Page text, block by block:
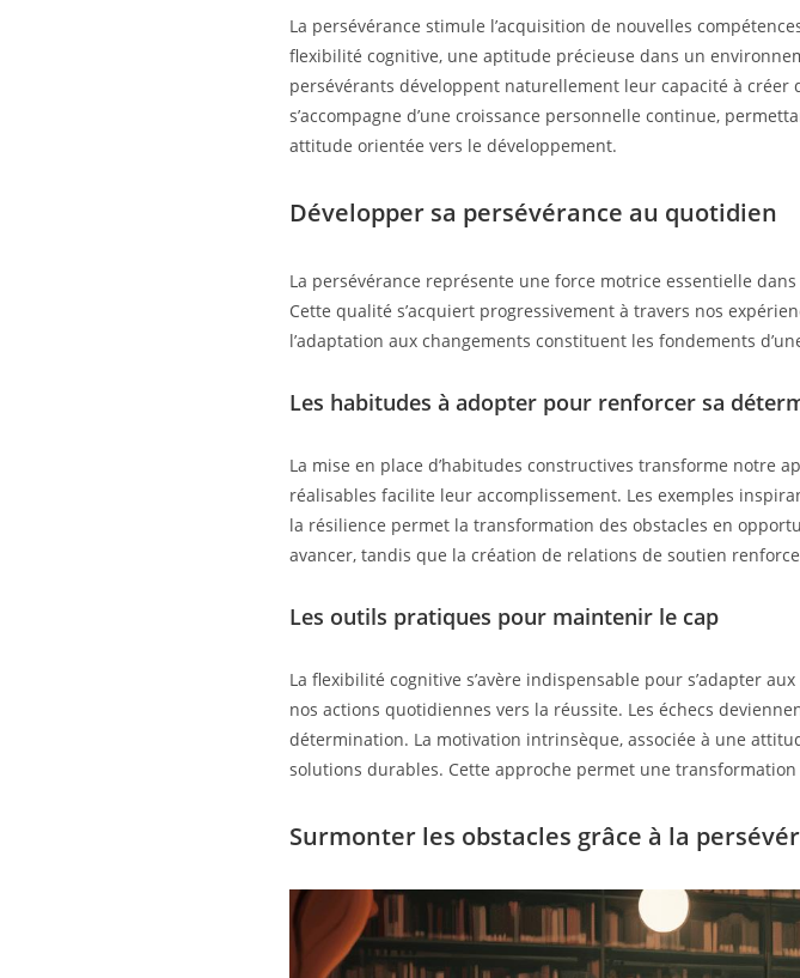
La persévérance stimule l’acquisition de nouvelles
flexibilité cognitive, une aptitude précieuse dans un
persévérants développent naturellement leur capacité à
s’accompagne d’une croissance personnelle continue,
attitude orientée vers le développement.
Développer sa persévérance au quotidien
La persévérance représente une force motrice essentielle
Cette qualité s’acquiert progressivement à travers nos
l’adaptation aux changements constituent les fondements
Les habitudes à adopter pour renforcer sa
La mise en place d’habitudes constructives transforme notre
réalisables facilite leur accomplissement. Les exemples
la résilience permet la transformation des obstacles en
avancer, tandis que la création de relations de soutien
Les outils pratiques pour maintenir le cap
La flexibilité cognitive s’avère indispensable pour s’adapter
nos actions quotidiennes vers la réussite. Les échecs
détermination. La motivation intrinsèque, associée à une
solutions durables. Cette approche permet une
Surmonter les obstacles grâce à la